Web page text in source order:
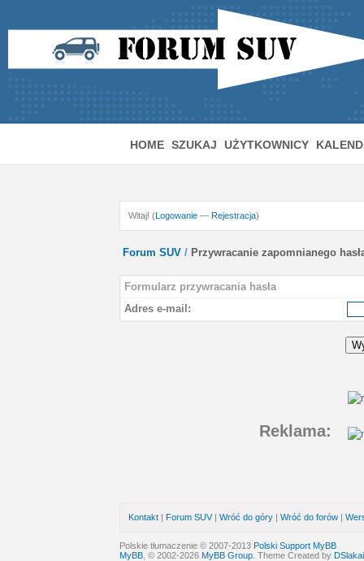
HOME SZUKAJ UŻYTKOWNICY
Witaj! (Logowanie — Rejestracja)
Forum SUV / Przywracanie zapomnianego
Formularz przywracania hasła
Adres e-mail:
Reklama:
Kontakt | Forum SUV| Wróć do góry | Wróć do forów |
Polskie tłumaczenie © 2007-2013 Polski Support MyBB
MyBB , © 2002-2026 MyBB Group . Theme Created by